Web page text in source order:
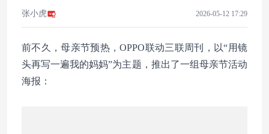
张小虎 2026-05-12 17:29
前不久，母亲节预热，OPPO联动三联周刊，以“用镜
头再写一遍我的妈妈”为主题，推出了一组母亲节活动
海报：